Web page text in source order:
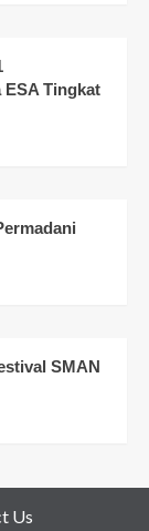
Tingkat
SMAN
Us